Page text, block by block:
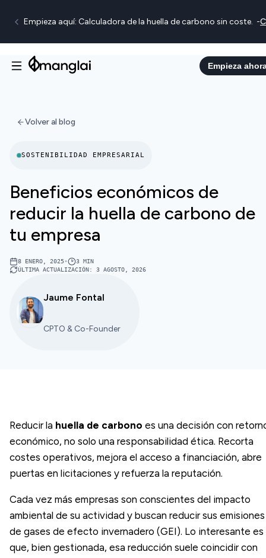
Empieza aquí: Calculadora de la huella de carbono sin coste. -
Empieza
Volver al blog
SOSTENIBILIDAD EMPRESARIAL
Beneficios económicos de
reducir la huella de carbono de
tu empresa
8 ENERO, 2025• 3 MIN
ÚLTIMA ACTUALIZACIÓN: 3 AGOSTO, 2026
Jaume Fontal
CPTO & Co-Founder
Reducir la huella de carbono es una decisión con
económico, no solo una responsabilidad ética. Recorta
costes operativos, mejora el acceso a financiación, abre
puertas en licitaciones y refuerza la reputación.
Cada vez más empresas son conscientes del impacto
ambiental de su actividad y buscan reducir sus emisiones
de gases de efecto invernadero (GEI). Lo interesante es
que, bien gestionada, esa reducción suele coincidir con